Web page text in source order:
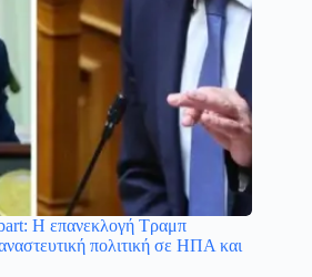
Η επανεκλογή Τραμπ
πολιτική σε ΗΠΑ και